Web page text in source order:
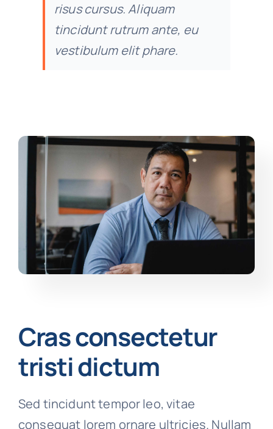
risus cursus. Aliquam
tincidunt rutrum ante, eu
vestibulum elit phare.
Cras consectetur
tristi dictum
Sed tincidunt tempor leo, vitae
consequat lorem ornare ultricies. Nullam